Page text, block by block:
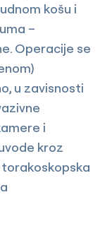
košu i
–
Operacije se
u zavisnosti
i
kroz